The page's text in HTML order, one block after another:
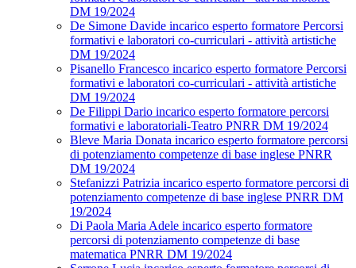
DM 19/2024
De Simone Davide incarico esperto formatore Percorsi
formativi e laboratori co-curriculari - attività artistiche
DM 19/2024
Pisanello Francesco incarico esperto formatore Percorsi
formativi e laboratori co-curriculari - attività artistiche
DM 19/2024
De Filippi Dario incarico esperto formatore percorsi
formativi e laboratoriali-Teatro PNRR DM 19/2024
Bleve Maria Donata incarico esperto formatore percorsi
di potenziamento competenze di base inglese PNRR
DM 19/2024
Stefanizzi Patrizia incarico esperto formatore percorsi di
potenziamento competenze di base inglese PNRR DM
19/2024
Di Paola Maria Adele incarico esperto formatore
percorsi di potenziamento competenze di base
matematica PNRR DM 19/2024